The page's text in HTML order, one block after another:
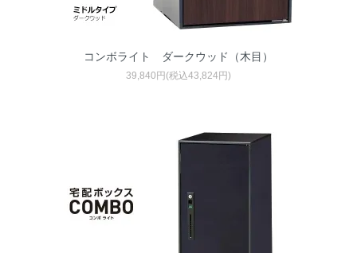
コンボライト ダークウッド（木目）
39,840円(税込43,824円)